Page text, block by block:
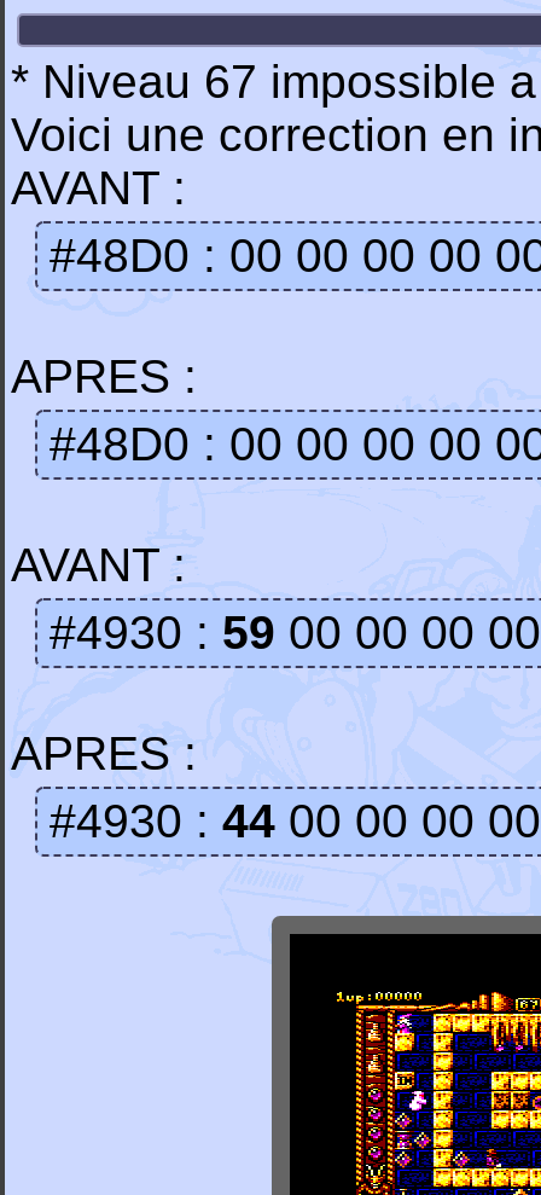
* Niveau 67 impossible
Voici une correction en
AVANT :
#48D0 : 00 00 00 00
APRES :
#48D0 : 00 00 00 00
AVANT :
#4930 : 59 00 00 00
APRES :
#4930 : 44 00 00 00